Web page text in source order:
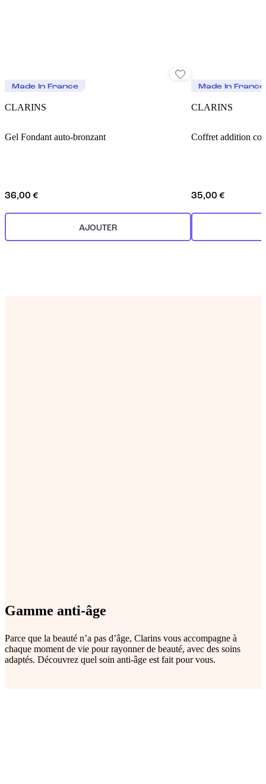
Made In France
CLARINS
Gel Fondant auto-bronzant
36,00 €
AJOUTER
Made In France
CLARINS
Coffret addition
35,00 €
Gamme anti-âge
Parce que la beauté n’a pas d’âge, Clarins vous accompagne à
chaque moment de vie pour rayonner de beauté, avec des soins
adaptés. Découvrez quel soin anti-âge est fait pour vous.